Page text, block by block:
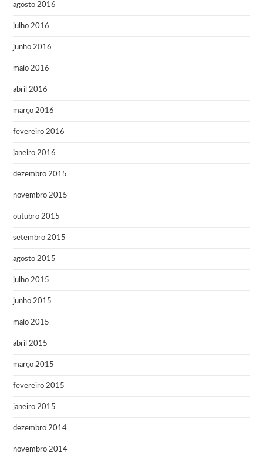
agosto 2016
julho 2016
junho 2016
maio 2016
abril 2016
março 2016
fevereiro 2016
janeiro 2016
dezembro 2015
novembro 2015
outubro 2015
setembro 2015
agosto 2015
julho 2015
junho 2015
maio 2015
abril 2015
março 2015
fevereiro 2015
janeiro 2015
dezembro 2014
novembro 2014